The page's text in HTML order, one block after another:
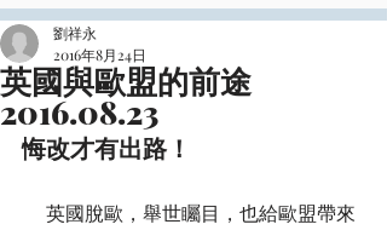
英國與歐盟的前途
2016.08.23
劉祥永
2016年8月24日
悔改才有出路！